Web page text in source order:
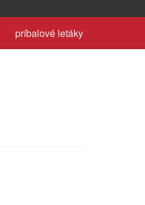
príbalové letáky